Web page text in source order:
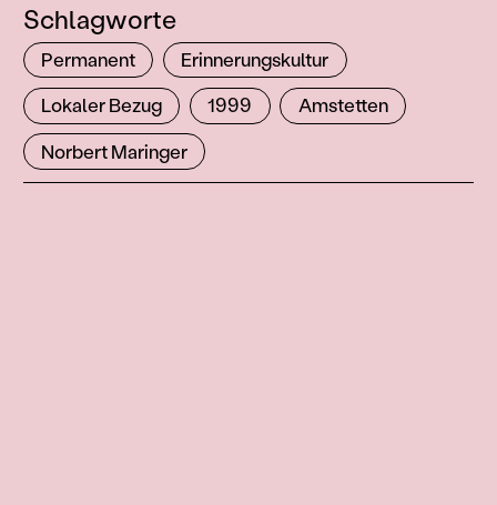
Schlagworte
Permanent
Erinnerungskultur
Lokaler Bezug
1999
Amstetten
Norbert Maringer